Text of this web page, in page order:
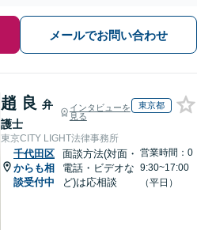
メールでお問い合わせ
趙 良 弁
護士
インタビューを
見る
東京都
東京CITY LIGHT法律事務所
千代田区
からも相
談受付中
面談方法(対面・
電話・ビデオな
ど)は応相談
営業時間：0
9:30~17:00
（平日）